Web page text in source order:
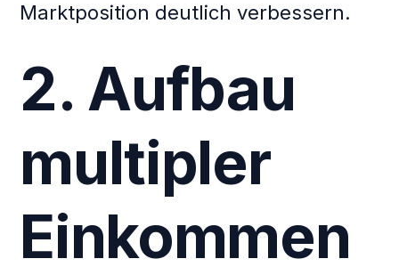
Marktposition deutlich verbessern.
2. Aufbau
multipler
Einkommen